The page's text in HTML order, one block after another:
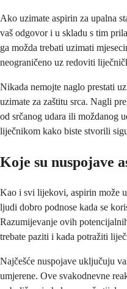
Ako uzimate aspirin za upalna
vaš odgovor i u skladu s tim
ga možda trebati uzimati
neograničeno uz redoviti
Nikada nemojte naglo prestati
uzimate za zaštitu srca. Nagli
od srčanog udara ili moždanog
liječnikom kako biste stvorili
Koje su nuspojave
Kao i svi lijekovi, aspirin može
ljudi dobro podnose kada se
Razumijevanje ovih
trebate paziti i kada potražiti
Najčešće nuspojave uključuju
umjerene. Ove svakodnevne